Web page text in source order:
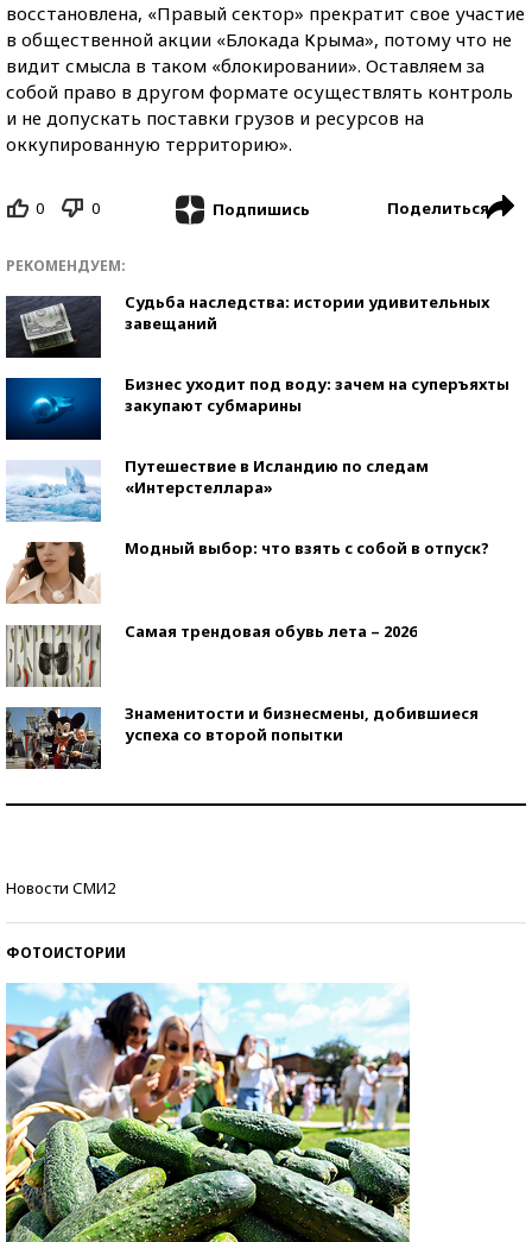
восстановлена, «Правый сектор» прекратит свое участие
в общественной акции «Блокада Крыма», потому что не
видит смысла в таком «блокировании». Оставляем за
собой право в другом формате осуществлять контроль
и не допускать поставки грузов и ресурсов на
оккупированную территорию».
0 0 Подпишись Поделиться
РЕКОМЕНДУЕМ:
Судьба наследства: истории удивительных
завещаний
Бизнес уходит под воду: зачем на суперъяхты
закупают субмарины
Путешествие в Исландию по следам
«Интерстеллара»
Модный выбор: что взять с собой в отпуск?
Самая трендовая обувь лета – 2026
Знаменитости и бизнесмены, добившиеся
успеха со второй попытки
Новости СМИ2
ФОТОИСТОРИИ